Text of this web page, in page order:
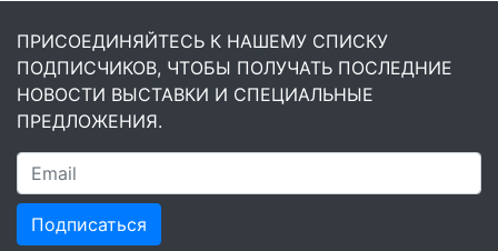
ПРИСОЕДИНЯЙТЕСЬ К НАШЕМУ СПИСКУ
ПОДПИСЧИКОВ, ЧТОБЫ ПОЛУЧАТЬ ПОСЛЕДНИЕ
НОВОСТИ ВЫСТАВКИ И СПЕЦИАЛЬНЫЕ
ПРЕДЛОЖЕНИЯ.
Подписаться